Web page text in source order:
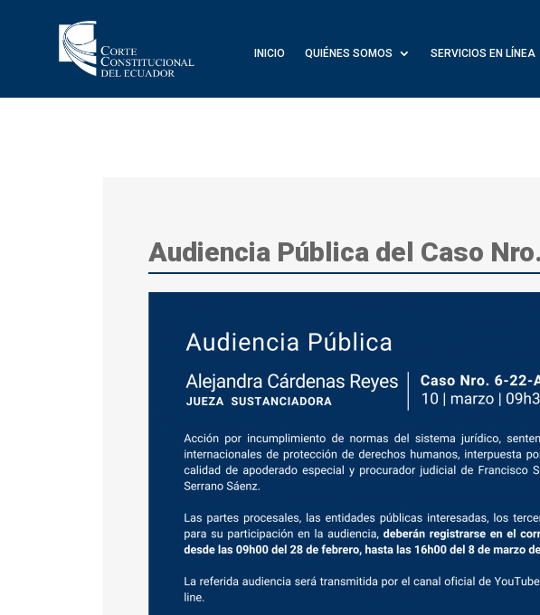
INICIO QUIÉNES SOMOS SERVICIOS EN LÍNEA
Audiencia Pública del Caso